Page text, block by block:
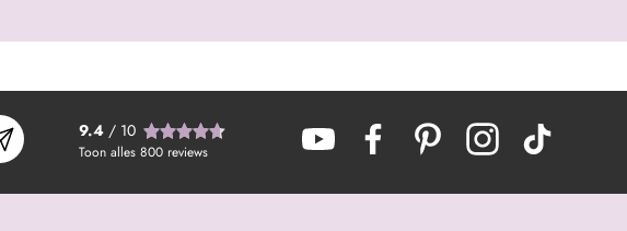
9.4/ 10
Toon alles 800 reviews